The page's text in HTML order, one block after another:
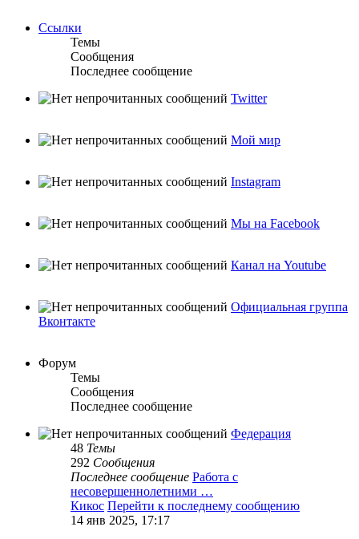
Ссылки
Темы
Сообщения
Последнее сообщение
Twitter
Мой мир
Instagram
Мы на Facebook
Канал на Youtube
Официальная группа
Вконтакте
Форум
Темы
Сообщения
Последнее сообщение
Федерация
48 Темы
292 Сообщения
Последнее сообщение Работа с
несовершеннолетними …
Кикос Перейти к последнему сообщению
14 янв 2025, 17:17